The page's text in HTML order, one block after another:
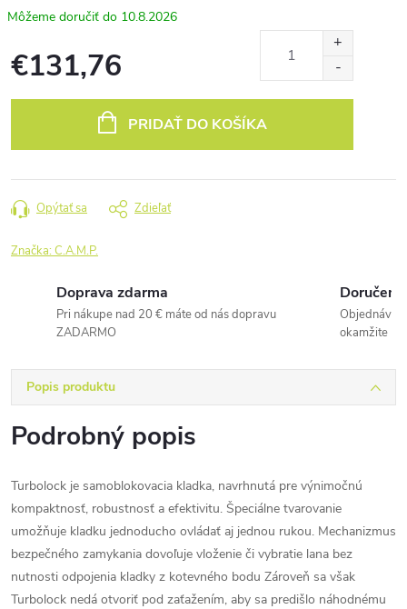
10.8.2026
€131,76
PRIDAŤ DO KOŠÍKA
Opýtať sa Zdieľať
Značka:C.A.M.P.
Doprava zdarma
Pri nákupe nad 20 € máte od nás dopravu
ZADARMO
okamžite
Popis produktu
Podrobný popis
Turbolock je samoblokovacia kladka, navrhnutá pre výnimočnú
kompaktnosť, robustnosť a efektivitu. Špeciálne tvarovanie
umožňuje kladku jednoducho ovládať aj jednou rukou. Mechanizmus
bezpečného zamykania dovoľuje vloženie či vybratie lana bez
nutnosti odpojenia kladky z kotevného bodu Zároveň sa však
Turbolock nedá otvoriť pod zaťažením, aby sa predišlo náhodnému